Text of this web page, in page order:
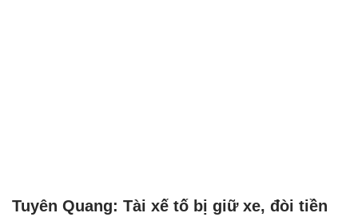
Tuyên Quang: Tài xế tố bị giữ xe, đòi tiền